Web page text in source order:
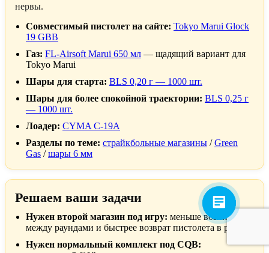
нервы.
Совместимый пистолет на сайте: Tokyo Marui Glock
19 GBB
Газ: FL-Airsoft Marui 650 мл — щадящий вариант для
Tokyo Marui
Шары для старта: BLS 0,20 г — 1000 шт.
Шары для более спокойной траектории: BLS 0,25 г
— 1000 шт.
Лоадер: CYMA C-19A
Разделы по теме: страйкбольные магазины /Green
Gas /шары 6 мм
Решаем ваши задачи
Нужен второй магазин под игру: меньше возни
между раундами и быстрее возврат пистолета в работу.
Нужен нормальный комплект под CQB: